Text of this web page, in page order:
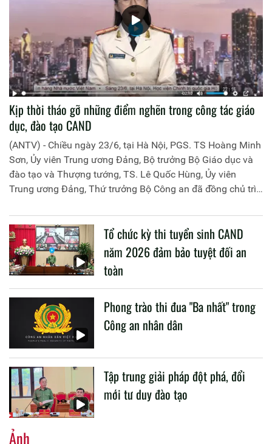
Kịp thời tháo gỡ những điểm nghẽn trong công tác giáo
dục, đào tạo CAND
(ANTV) - Chiều ngày 23/6, tại Hà Nội, PGS. TS Hoàng Minh
Sơn, Ủy viên Trung ương Đảng, Bộ trưởng Bộ Giáo dục và
đào tạo và Thượng tướng, TS. Lê Quốc Hùng, Ủy viên
Trung ương Đảng, Thứ trưởng Bộ Công an đã đồng chủ trì
liên quan đến công tác giáo dục và đào tạo của lực lượng
CAND.
Tổ chức kỳ thi tuyển sinh CAND
năm 2026 đảm bảo tuyệt đối an
toàn
Phong trào thi đua "Ba nhất" trong
Công an nhân dân
Tập trung giải pháp đột phá, đổi
mới tư duy đào tạo
Ảnh